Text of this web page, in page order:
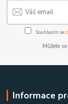
Souhlasím se
Můžete
Informace